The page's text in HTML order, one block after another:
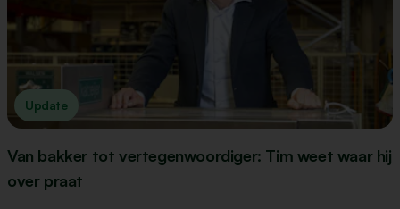
Update
Van bakker tot vertegenwoordiger: Tim weet waar hij
over praat